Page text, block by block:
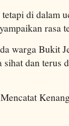
di dalam
rasa
warga Bukit
sihat dan